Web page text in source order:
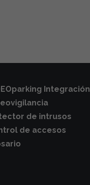
Integración
de intrusos
de accesos